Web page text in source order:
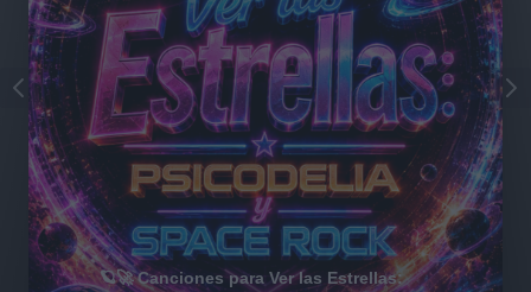
🪐🚀 Canciones para Ver las Estrellas: